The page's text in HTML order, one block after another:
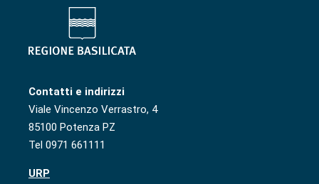
Contatti e indirizzi
Viale Vincenzo Verrastro, 4
85100 Potenza PZ
Tel 0971 661111
URP